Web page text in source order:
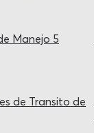
Manejo 5
de Transito de